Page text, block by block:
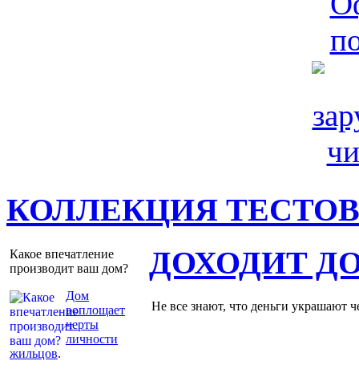
КОЛЛЕКЦИЯ ТЕСТОВ
Какое впечатление
производит ваш дом?
Дом
воплощает
черты
личности
жильцов.
ДОХОДИТ
Не все знают, что деньги украшают